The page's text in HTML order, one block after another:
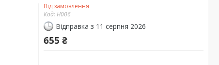
Під замовлення
Код:Н006
Відправка з 11 серпня 2026
655 ₴